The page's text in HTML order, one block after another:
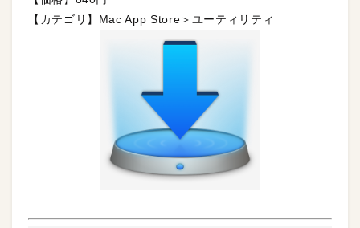
【カテゴリ】Mac App Store＞ユーティリティ